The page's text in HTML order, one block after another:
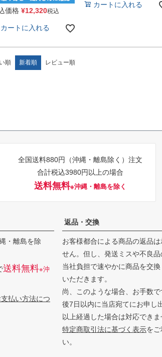
価格 ¥12,320税込
カートに入れる
カートに入れる
順 新着順 レビュー順
全国送料880円（沖縄・離島除く）注文
合計税込3980円以上の場合
送料無料※沖縄・離島を除く
・離島を除
送料無料※沖
払い方法につ
返品・交換
お客様都合による商品の返品は
せん。但し、発送ミスや不良
当社負担で速やかに商品を交
いただきます。
尚、このような場合、お手数
後7日以内に当店宛てにお申し
以上経過した場合は対応でき
特定商取引法に基づく表示をご
い。